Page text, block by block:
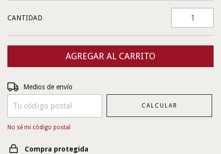
CANTIDAD
Entregas para el CP:
Medios de envío
CALCULAR
No sé mi código postal
Compra protegida